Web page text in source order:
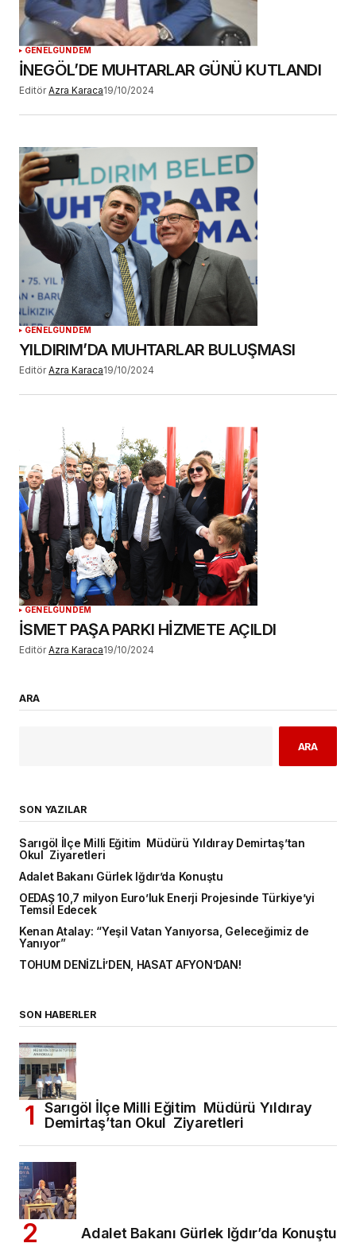
GENELGÜNDEM
İNEGÖL’DE MUHTARLAR GÜNÜ KUTLANDI
Editör Azra Karaca19/10/2024
GENELGÜNDEM
YILDIRIM’DA MUHTARLAR BULUŞMASI
Editör Azra Karaca19/10/2024
GENELGÜNDEM
İSMET PAŞA PARKI HİZMETE AÇILDI
Editör Azra Karaca19/10/2024
ARA
ARA
SON YAZILAR
Sarıgöl İlçe Milli Eğitim Müdürü Yıldıray Demirtaş’tan
Okul Ziyaretleri
Adalet Bakanı Gürlek Iğdır’da Konuştu
OEDAŞ 10,7 milyon Euro’luk Enerji Projesinde Türkiye’yi
Temsil Edecek
Kenan Atalay: “Yeşil Vatan Yanıyorsa, Geleceğimiz de
Yanıyor”
TOHUM DENİZLİ’DEN, HASAT AFYON’DAN!
SON HABERLER
Sarıgöl İlçe Milli Eğitim Müdürü Yıldıray
Demirtaş’tan Okul Ziyaretleri
Adalet Bakanı Gürlek Iğdır’da Konuştu